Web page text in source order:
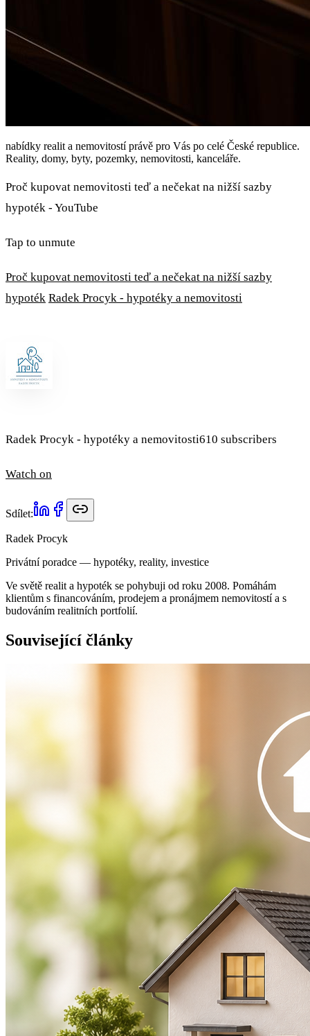
nabídky realit a nemovitostí právě pro Vás po celé České republice.
Reality, domy, byty, pozemky, nemovitosti, kanceláře.
Proč kupovat nemovitosti teď a nečekat na nižší sazby
hypoték - YouTube
Tap to unmute
Proč kupovat nemovitosti teď a nečekat na nižší sazby
hypoték Radek Procyk - hypotéky a nemovitosti
Radek Procyk - hypotéky a nemovitosti610 subscribers
Watch on
Sdílet:
Radek Procyk
Privátní poradce — hypotéky, reality, investice
Ve světě realit a hypoték se pohybuji od roku 2008. Pomáhám
klientům s financováním, prodejem a pronájmem nemovitostí a s
budováním realitních portfolií.
Související články